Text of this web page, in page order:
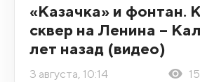
«Казачка» и фонтан.
сквер на Ленина –
лет назад (видео)
3 августа, 10:14